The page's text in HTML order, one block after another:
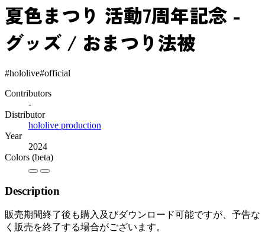
夏色まつり 活動7周年記念 -
グッズ / おまつり法被
#hololive#official
Contributors
-
Distributor
hololive production
Year
2024
Colors (beta)
Description
販売期間終了後も購入及びダウンロード可能ですが、予告な
く販売を終了する場合がございます。